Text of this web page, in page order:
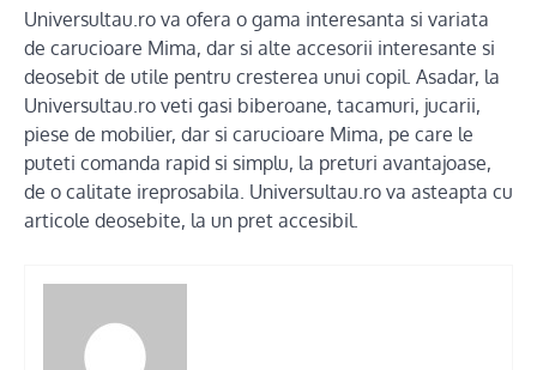
Universultau.ro va ofera o gama interesanta si variata
de carucioare Mima, dar si alte accesorii interesante si
deosebit de utile pentru cresterea unui copil. Asadar, la
Universultau.ro veti gasi biberoane, tacamuri, jucarii,
piese de mobilier, dar si carucioare Mima, pe care le
puteti comanda rapid si simplu, la preturi avantajoase,
de o calitate ireprosabila. Universultau.ro va asteapta cu
articole deosebite, la un pret accesibil.